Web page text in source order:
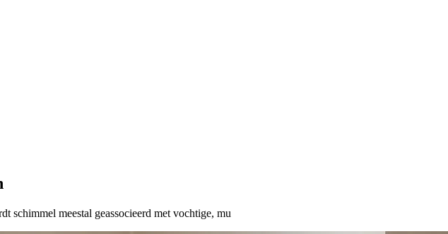
schimmel meestal geassocieerd met vochtige, mu